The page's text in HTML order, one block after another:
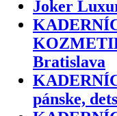
Joker
Bratislava
pánske,